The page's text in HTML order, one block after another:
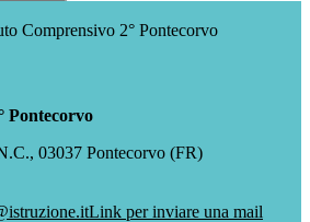
Comprensivo 2° Pontecorvo
Pontecorvo
03037 Pontecorvo (FR)
Link per inviare una mail